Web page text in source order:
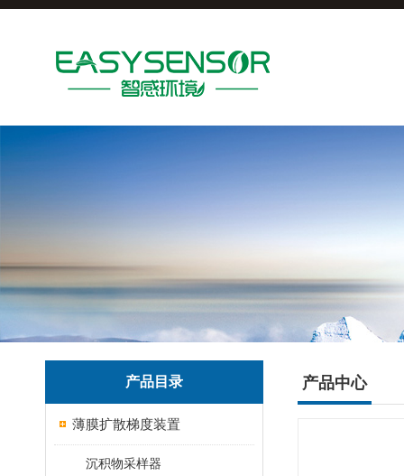
产品目录
薄膜扩散梯度装置
沉积物采样器
产品中心